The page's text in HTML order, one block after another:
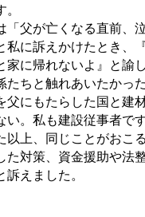
「父が亡くなる直前、
私に訴えかけたとき、
家に帰れないよ』と諭
たちと触れあいたかっ
父にもたらした国と建
い。私も建設従事者で
以上、同じことがおこ
た対策、資金援助や法
訴えました。